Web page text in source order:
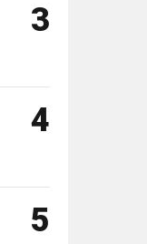
3
4
5